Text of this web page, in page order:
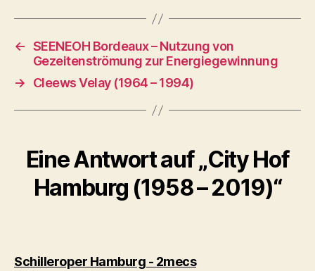
← SEENEOH Bordeaux – Nutzung von
Gezeitenströmung zur Energiegewinnung
→
Cleews Velay (1964 – 1994)
Eine Antwort auf „City Hof
Hamburg (1958 – 2019)“
Schilleroper Hamburg - 2mecssagt: